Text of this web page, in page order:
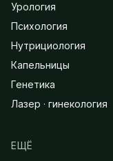
Урология
Психология
Нутрициология
Капельницы
Генетика
Лазер · гинекология
ЕЩЁ